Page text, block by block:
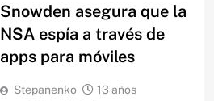
Snowden asegura que la
NSA espía a través de
apps para móviles
Stepanenko
13 años